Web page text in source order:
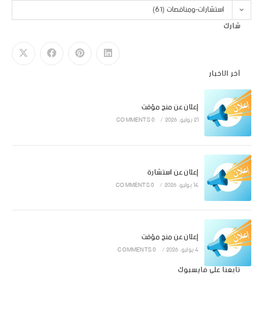
استشارات-ومناقصات (61)
شارك
آخر الاخبار
إعلان عن منح مؤقت
21 يوليو، 2026 /
0 COMMENTS
إعلان عن استشارة
14 يوليو، 2026 /
0 COMMENTS
إعلان عن منح مؤقت
4 يوليو، 2026 /
0 COMMENTS
تابعنا على فايسبوك